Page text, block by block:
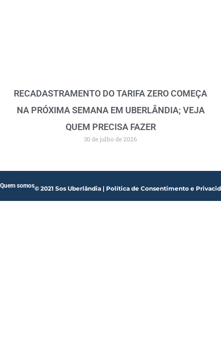
RECADASTRAMENTO DO TARIFA ZERO COMEÇA
NA PRÓXIMA SEMANA EM UBERLÂNDIA; VEJA
QUEM PRECISA FAZER
30 de julho de 2026
© 2021 Sos Uberlândia | Política de Consentimento e
Quem somos